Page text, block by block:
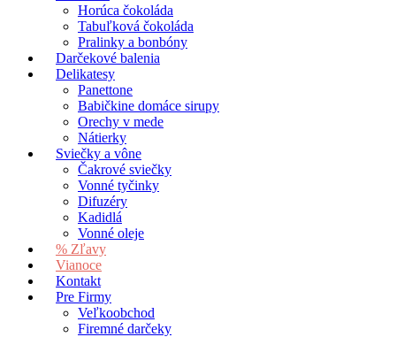
Horúca čokoláda
Tabuľková čokoláda
Pralinky a bonbóny
Darčekové balenia
Delikatesy
Panettone
Babičkine domáce sirupy
Orechy v mede
Nátierky
Sviečky a vône
Čakrové sviečky
Vonné tyčinky
Difuzéry
Kadidlá
Vonné oleje
% Zľavy
Vianoce
Kontakt
Pre Firmy
Veľkoobchod
Firemné darčeky